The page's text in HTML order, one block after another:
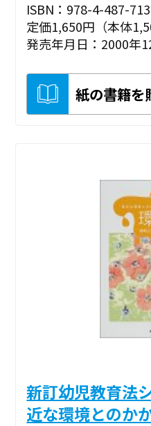
ISBN：978-4-487-
定価1,650円（本体
発売年月日：2000年
紙の書籍を
新訂幼児教育法
近な環境とのか